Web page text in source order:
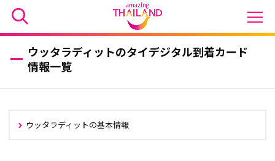
ウッタラディットのタイデジタル到着カード
情報一覧
ウッタラディットの基本情報